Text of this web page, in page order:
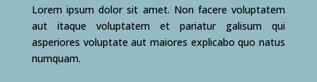
Lorem ipsum dolor sit amet. Non facere voluptatem
aut itaque voluptatem et pariatur galisum qui
asperiores voluptate aut maiores explicabo quo natus
numquam.